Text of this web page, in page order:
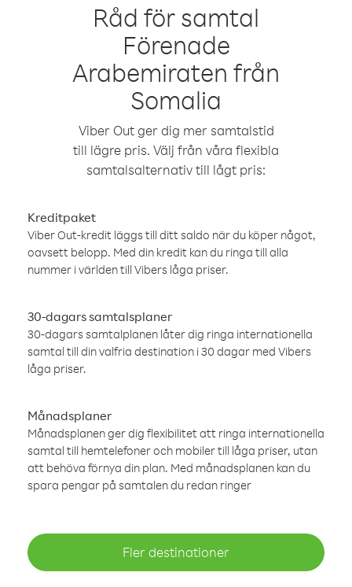
Råd för samtal
Förenade
Arabemiraten från
Somalia
Viber Out ger dig mer samtalstid
till lägre pris. Välj från våra flexibla
samtalsalternativ till lågt pris:
Kreditpaket
Viber Out-kredit läggs till ditt saldo när du köper något,
oavsett belopp. Med din kredit kan du ringa till alla
nummer i världen till Vibers låga priser.
30-dagars samtalsplaner
30-dagars samtalplanen låter dig ringa internationella
samtal till din valfria destination i 30 dagar med Vibers
låga priser.
Månadsplaner
Månadsplanen ger dig flexibilitet att ringa internationella
samtal till hemtelefoner och mobiler till låga priser, utan
att behöva förnya din plan. Med månadsplanen kan du
spara pengar på samtalen du redan ringer
Fler destinationer